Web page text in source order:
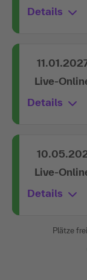
Details
Live-
Details
Live-
Details
Plätze frei